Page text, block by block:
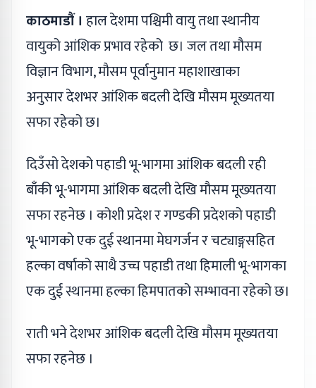
काठमाडौं । हाल देशमा पश्चिमी वायु तथा स्थानीय
वायुको आंशिक प्रभाव रहेको छ। जल तथा मौसम
विज्ञान विभाग, मौसम पूर्वानुमान महाशाखाका
अनुसार देशभर आंशिक बदली देखि मौसम मूख्यतया
सफा रहेको छ।
दिउँसो देशको पहाडी भू-भागमा आंशिक बदली रही
बाँकी भू-भागमा आंशिक बदली देखि मौसम मूख्यतया
सफा रहनेछ । कोशी प्रदेश र गण्डकी प्रदेशको पहाडी
भू-भागको एक दुई स्थानमा मेघगर्जन र चट्याङ्गसहित
हल्का वर्षाको साथै उच्च पहाडी तथा हिमाली भू-भागका
एक दुई स्थानमा हल्का हिमपातको सम्भावना रहेको छ।
राती भने देशभर आंशिक बदली देखि मौसम मूख्यतया
सफा रहनेछ ।